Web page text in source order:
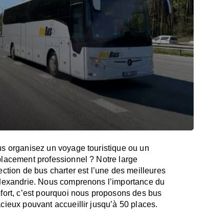
organisez un voyage touristique ou un
professionnel ? Notre large
de bus charter est l’une des meilleures
Nous comprenons l’importance du
c’est pourquoi nous proposons des bus
pouvant accueillir jusqu’à 50 places.